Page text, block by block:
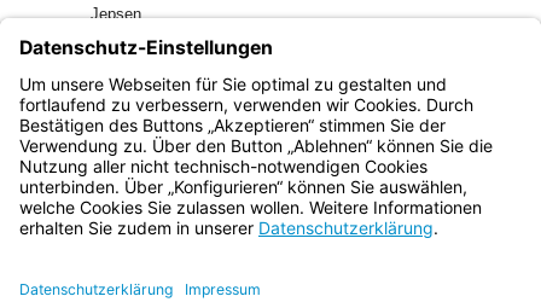
Jepsen
Ministerialdirektor
Anlagen Abrechnung der Lehrnebenvergütung
Bayern.de
BayernPortal
Impressum